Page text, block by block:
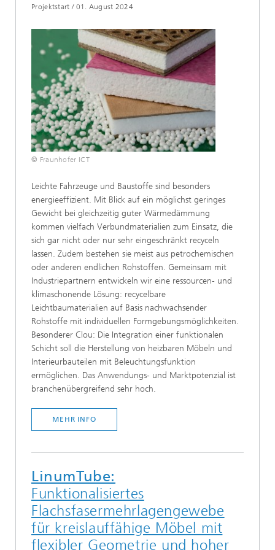
Projektstart / 01. August 2024
© Fraunhofer ICT
Leichte Fahrzeuge und Baustoffe sind besonders
energieeffizient. Mit Blick auf ein möglichst geringes
Gewicht bei gleichzeitig guter Wärmedämmung
kommen vielfach Verbundmaterialien zum Einsatz, die
sich gar nicht oder nur sehr eingeschränkt recyceln
lassen. Zudem bestehen sie meist aus petrochemischen
oder anderen endlichen Rohstoffen. Gemeinsam mit
Industriepartnern entwickeln wir eine ressourcen- und
klimaschonende Lösung: recycelbare
Leichtbaumaterialien auf Basis nachwachsender
Rohstoffe mit individuellen Formgebungsmöglichkeiten.
Besonderer Clou: Die Integration einer funktionalen
Schicht soll die Herstellung von heizbaren Möbeln und
Interieurbauteilen mit Beleuchtungsfunktion
ermöglichen. Das Anwendungs- und Marktpotenzial ist
branchenübergreifend sehr hoch.
MEHR INFO
LinumTube:
Funktionalisiertes
Flachsfasermehrlagengewebe
für kreislauffähige Möbel mit
flexibler Geometrie und hoher